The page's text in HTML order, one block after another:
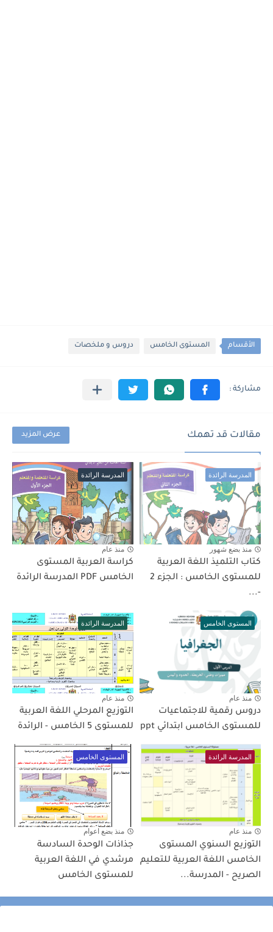
الأقسام المستوى الخامس دروس و ملخصات
مقالات قد تهمك عرض المزيد
المدرسة الرائدة
منذ بضع شهور
كتاب التلميذ اللغة العربية
للمستوى الخامس : الجزء 2
-...
المدرسة الرائدة
منذ عام
كراسة العربية المستوى
الخامس PDF المدرسة الرائدة
المستوى الخامس
منذ عام
دروس رقمية للاجتماعيات
للمستوى الخامس ابتدائي ppt
المدرسة الرائدة
منذ عام
التوزيع المرحلي اللغة العربية
للمستوى 5 الخامس - الرائدة
المدرسة الرائدة
منذ عام
التوزيع السنوي المستوى
الخامس اللغة العربية للتعليم
الصريح - المدرسة...
المستوى الخامس
منذ بضع اعوام
جذاذات الوحدة السادسة
مرشدي في اللغة العربية
للمستوى الخامس